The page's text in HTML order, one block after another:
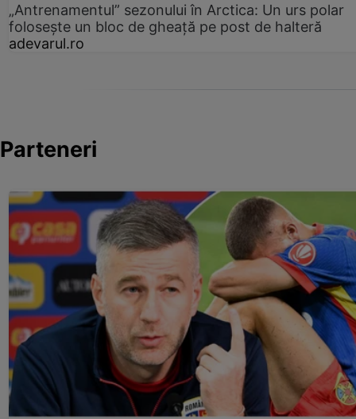
„Antrenamentul” sezonului în Arctica: Un urs polar
folosește un bloc de gheață pe post de halteră
adevarul.ro
Parteneri